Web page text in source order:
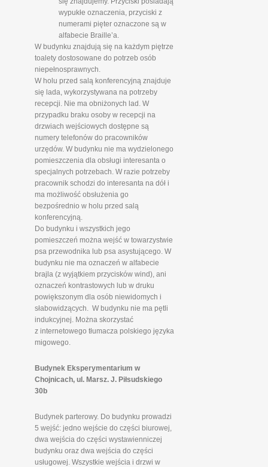
wypukłe oznaczenia, przyciski z
numerami pięter oznaczone są w
alfabecie Braille’a.
W budynku znajdują się na każdym piętrze
toalety dostosowane do potrzeb osób
niepełnosprawnych.
W holu przed salą konferencyjną znajduje
się lada, wykorzystywana na potrzeby
recepcji. Nie ma obniżonych lad. W
przypadku braku osoby w recepcji na
drzwiach wejściowych dostępne są
numery telefonów do pracowników
urzędów. W budynku nie ma wydzielonego
pomieszczenia dla obsługi interesanta o
specjalnych potrzebach. W razie potrzeby
pracownik schodzi do interesanta na dół i
ma możliwość obsłużenia go
bezpośrednio w holu przed salą
konferencyjną.
Do budynku i wszystkich jego
pomieszczeń można wejść w towarzystwie
psa przewodnika lub psa asystującego. W
budynku nie ma oznaczeń w alfabecie
brajla (z wyjątkiem przycisków wind), ani
oznaczeń kontrastowych lub w druku
powiększonym dla osób niewidomych i
słabowidzących. W budynku nie ma pętli
indukcyjnej. Można skorzystać
z internetowego tłumacza polskiego języka
migowego.
Budynek Eksperymentarium w
Chojnicach, ul. Marsz. J. Piłsudskiego
30b
Budynek parterowy. Do budynku prowadzi
5 wejść: jedno wejście do części biurowej,
dwa wejścia do części wystawienniczej
budynku oraz dwa wejścia do części
usługowej. Wszystkie wejścia i drzwi w